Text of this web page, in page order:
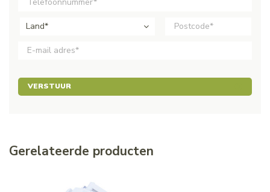
Land*
VERSTUUR
Gerelateerde producten